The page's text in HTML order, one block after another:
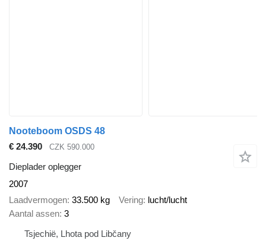
Nooteboom OSDS 48
€ 24.390
CZK 590.000
Dieplader oplegger
2007
Laadvermogen 33.500 kg Vering lucht/lucht
Aantal assen 3
Tsjechië, Lhota pod Libčany